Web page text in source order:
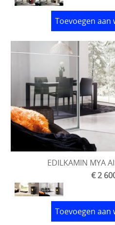
Toevoegen aan
EDILKAMIN MYA
€ 2
Toevoegen aan